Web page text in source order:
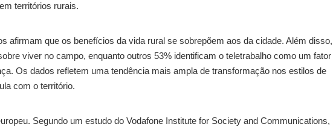
territórios rurais.
afirmam que os benefícios da vida rural se sobrepõem aos da cidade. Além disso,
viver no campo, enquanto outros 53% identificam o teletrabalho como um fator
Os dados refletem uma tendência mais ampla de transformação nos estilos de
com o território.
Segundo um estudo do Vodafone Institute for Society and Communications,